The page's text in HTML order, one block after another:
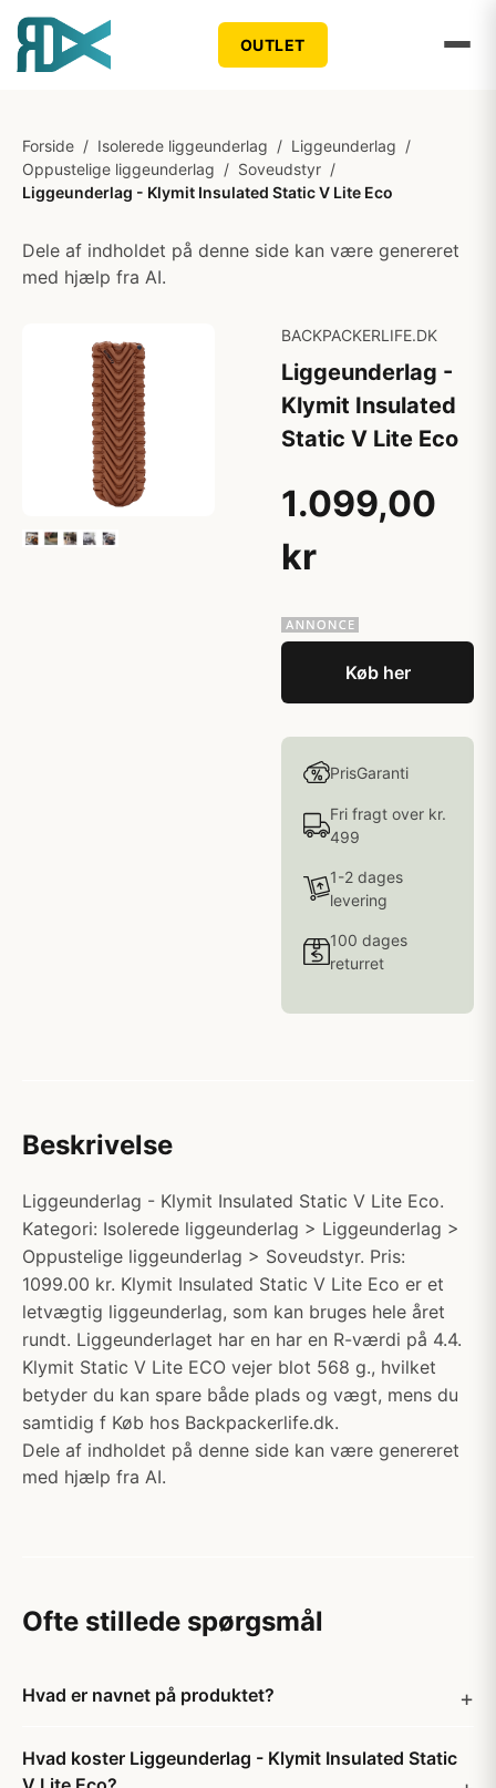
OUTLET
Forside / Isolerede liggeunderlag / Liggeunderlag /
Oppustelige liggeunderlag / Soveudstyr /
Liggeunderlag - Klymit Insulated Static V Lite Eco
Dele af indholdet på denne side kan være genereret
med hjælp fra AI.
BACKPACKERLIFE.DK
Liggeunderlag -
Klymit Insulated
Static V Lite Eco
1.099,00
kr
Køb her
PrisGaranti
Fri fragt over kr.
499
1-2 dages
levering
100 dages
returret
Beskrivelse
Liggeunderlag - Klymit Insulated Static V Lite Eco.
Kategori: Isolerede liggeunderlag > Liggeunderlag >
Oppustelige liggeunderlag > Soveudstyr. Pris:
1099.00 kr. Klymit Insulated Static V Lite Eco er et
letvægtig liggeunderlag, som kan bruges hele året
rundt. Liggeunderlaget har en har en R-værdi på 4.4.
Klymit Static V Lite ECO vejer blot 568 g., hvilket
betyder du kan spare både plads og vægt, mens du
samtidig f Køb hos Backpackerlife.dk.
Dele af indholdet på denne side kan være genereret
med hjælp fra AI.
Ofte stillede spørgsmål
Hvad er navnet på produktet?
Hvad koster Liggeunderlag - Klymit Insulated Static